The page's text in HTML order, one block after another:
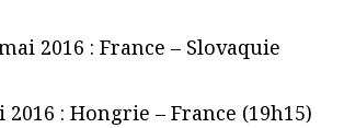
2016 : France – Slovaquie
: Hongrie – France (19h15)